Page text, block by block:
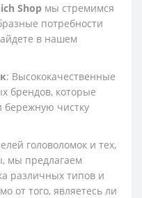
Shop мы стремимся
потребности
в нашем
: Высококачественные
брендов, которые
бережную чистку
головоломок и тех,
мы предлагаем
различных типов и
от того, являетесь ли